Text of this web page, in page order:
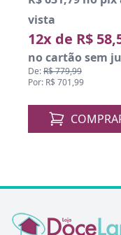
vista
12x de R$
no cartão sem
De:R$ 779,99
Por: R$ 701,99